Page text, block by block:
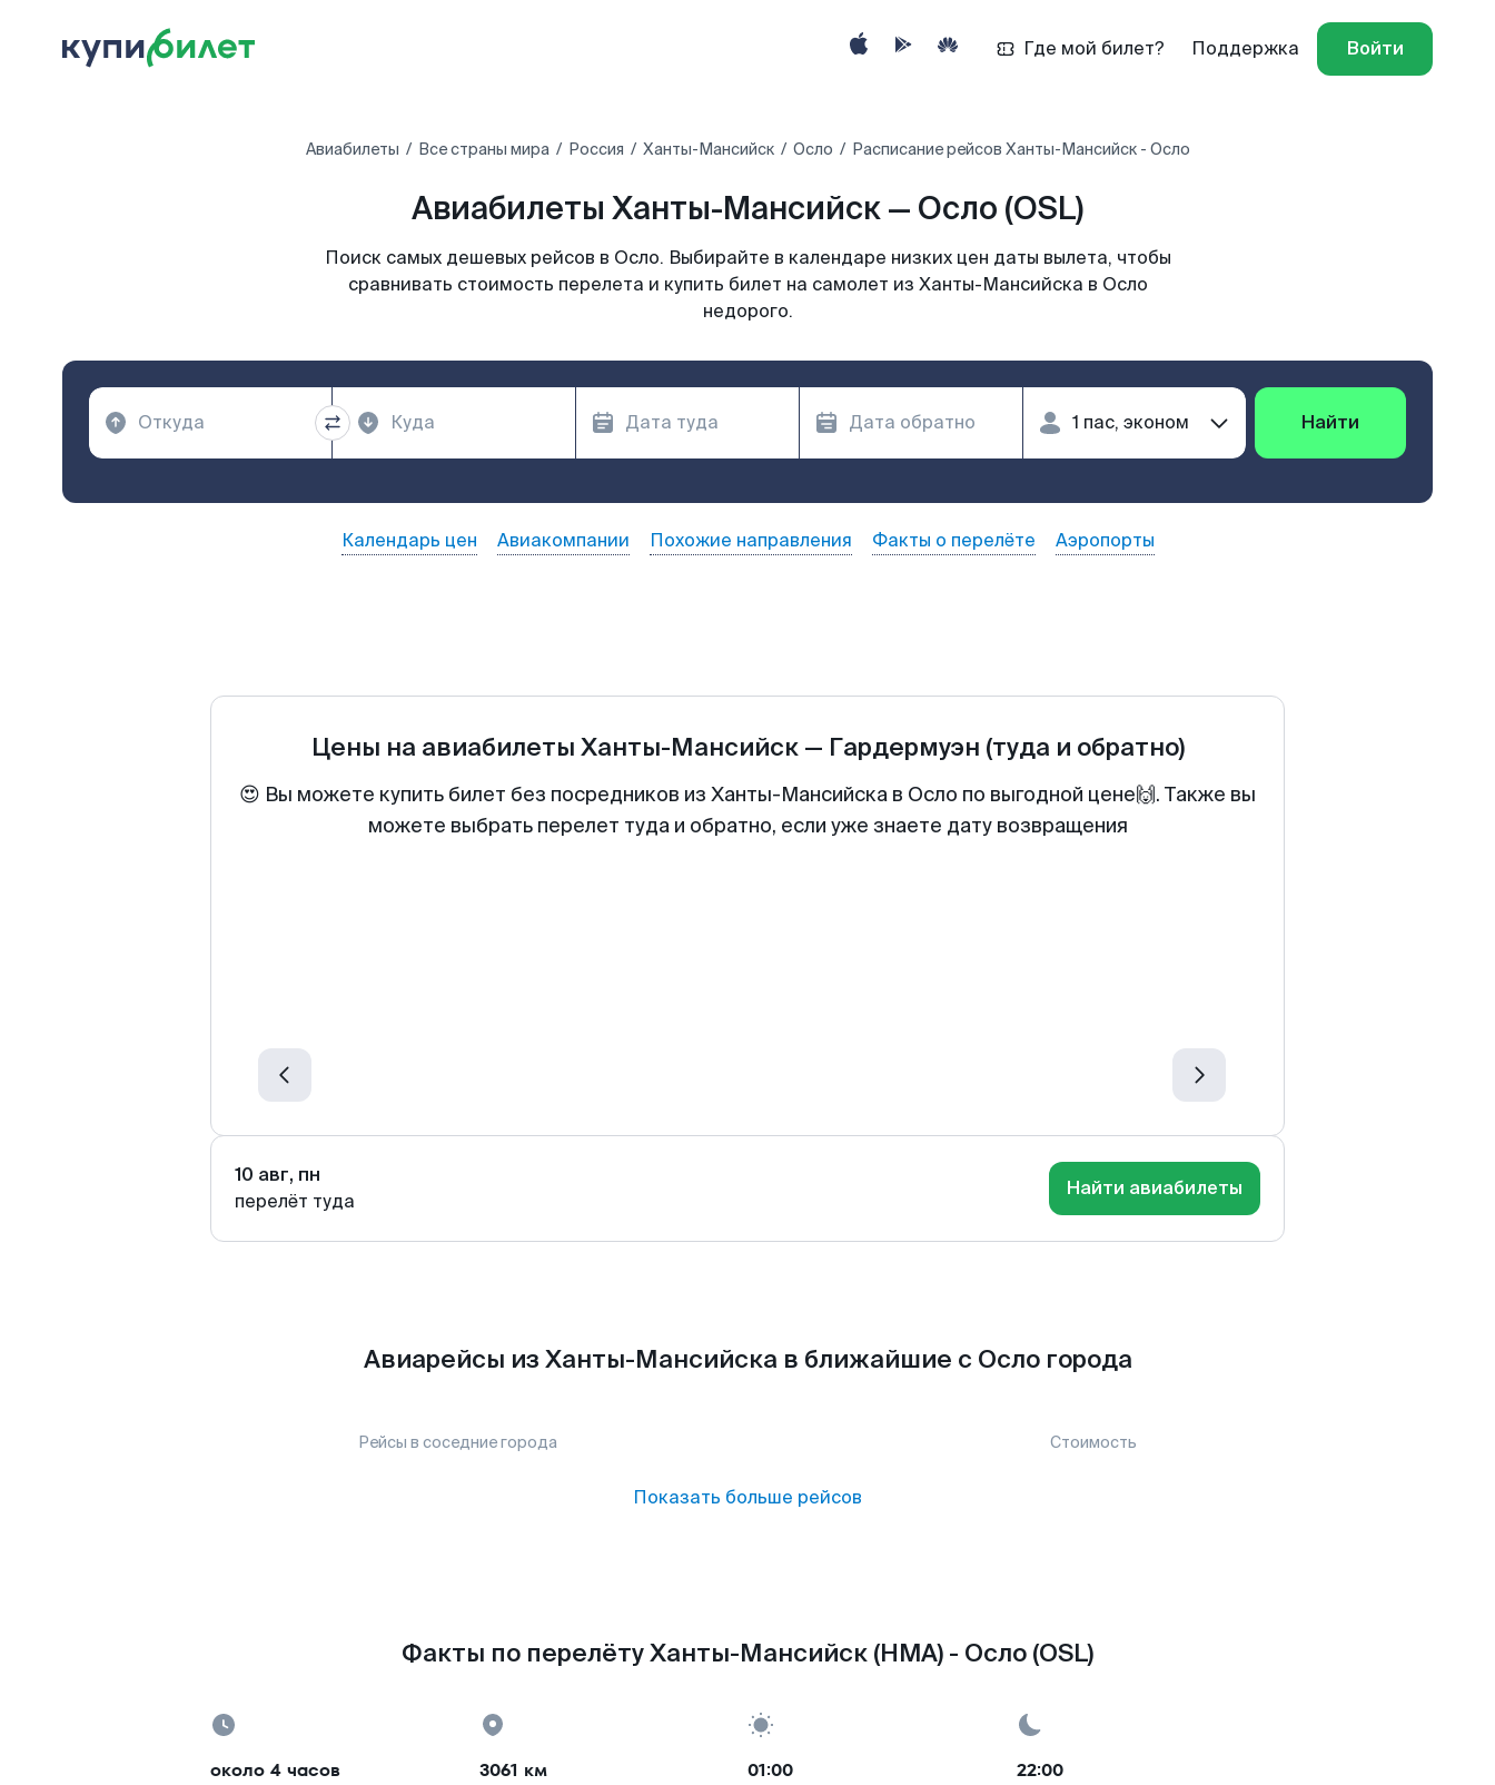
Где мой билет? Поддержка Войти
Авиабилеты Все страны мира Россия Ханты-Мансийск Осло Расписание рейсов Ханты-Мансийск - Осло
Авиабилеты Ханты-Мансийск — Осло (OSL)
Поиск самых дешевых рейсов в Осло. Выбирайте в календаре низких цен даты вылета, чтобы
сравнивать стоимость перелета и купить билет на самолет из Ханты-Мансийска в Осло
недорого.
Найти
Календарь цен Авиакомпании Похожие направления Факты о перелёте Аэропорты
Цены на авиабилеты Ханты-Мансийск— Гардермуэн (туда и обратно)
😍 Вы можете купить билет без посредников из Ханты-Мансийска в Осло по выгодной цене🙌. Также вы
можете выбрать перелет туда и обратно, если уже знаете дату возвращения
10 авг, пн
перелёт туда
Найти авиабилеты
Авиарейсы из Ханты-Мансийска в ближайшие с Осло города
Рейсы в соседние города Стоимость
Показать больше рейсов
Факты по перелёту Ханты-Мансийск (HMA) - Осло (OSL)
около 4 часов 3061 км 01:00 22:00